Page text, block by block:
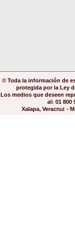
© Toda la información de
protegida por la Ley
Los medios que deseen
al: 01 800
Xalapa, Veracruz -